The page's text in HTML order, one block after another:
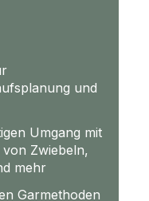
und
Umgang mit
Zwiebeln,
mehr
Garmethoden